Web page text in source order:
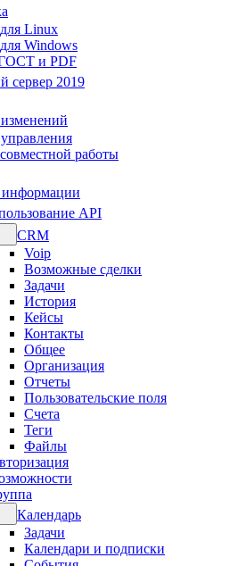
Linux
Windows
и PDF
сервер 2019
работы
API
CRM
Voip
Возможные сделки
Задачи
История
Кейсы
Контакты
Общее
Организация
Отчеты
Пользовательские поля
Счета
Теги
Файлы
Календарь
Задачи
Календари и подписки